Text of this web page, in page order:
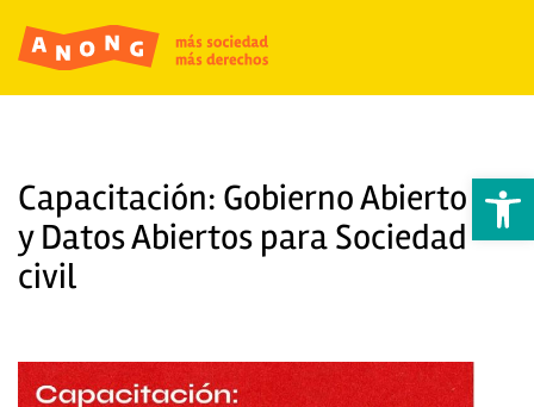
Abrir
Capacitación: Gobierno Abierto
y Datos Abiertos para Sociedad
civil